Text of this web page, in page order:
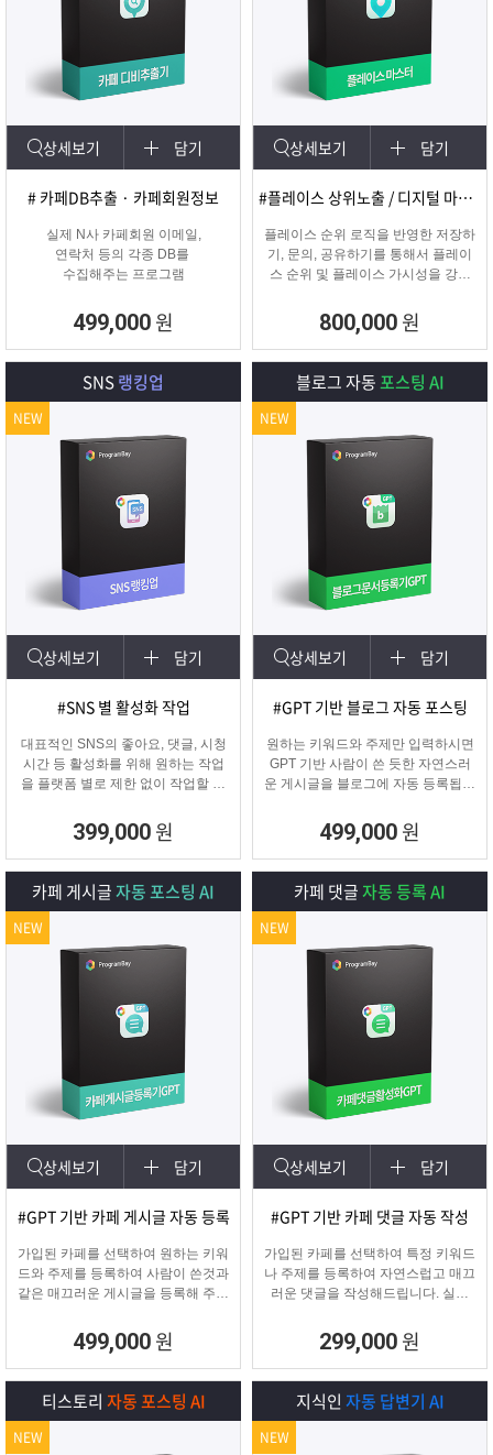
상세보기 담기
# 카페DB추출 · 카페회원정보
실제 N사 카페회원 이메일,
연락처 등의 각종 DB를
수집해주는 프로그램
499,000 원
상세보기 담기
#플레이스 상위노출 / 디지털 마케팅
플레이스 순위 로직을 반영한 저장하
기, 문의, 공유하기를 통해서 플레이
스 순위 및 플레이스 가시성을 강화
800,000 원
SNS랭킹업
상세보기 담기
#SNS 별 활성화 작업
대표적인 SNS의 좋아요, 댓글, 시청
시간 등 활성화를 위해 원하는 작업
을 플랫폼 별로 제한 없이 작업할 수
SNS 육성용, 마케터, 인플루언서 분
들이 계정 활성화하기에 적합한 프로
그램입니다.
399,000 원
NEW
블로그 자동포스팅 AI
상세보기 담기
#GPT 기반 블로그 자동 포스팅
원하는 키워드와 주제만 입력하시면
GPT 기반 사람이 쓴 듯한 자연스러
운 게시글을 블로그에 자동 등록됩니
블로그 대량 육성용, 특정 업체를 여
러 블로그에 홍보하기 적합한
마케팅 프로그램입니다.
499,000 원
NEW
카페 게시글자동 포스팅 AI
상세보기 담기
#GPT 기반 카페 게시글 자동 등록
가입된 카페를 선택하여 원하는 키워
드와 주제를 등록하여 사람이 쓴것과
같은 매끄러운 게시글을 등록해 주며
물품 판매 글을 함께
업로드 할 수 있습니다.
499,000 원
NEW
카페 댓글자동 등록 AI
상세보기 담기
#GPT 기반 카페 댓글 자동 작성
가입된 카페를 선택하여 특정 키워드
나 주제를 등록하여 자연스럽고 매끄
러운 댓글을 작성해드립니다. 실제
러운 댓글을 달아 카페가 활성화 효
과를 보실 수 있습니다.
299,000 원
NEW
티스토리 자동 포스팅 AI
NEW
지식인 자동 답변기 AI
NEW